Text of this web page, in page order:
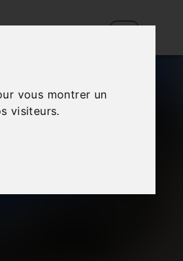
vous montrer un
visiteurs.